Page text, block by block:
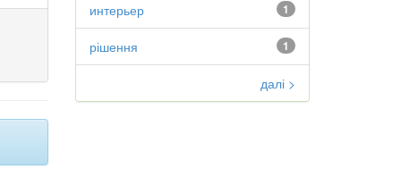
1
интерьер
1
рішення
далі >